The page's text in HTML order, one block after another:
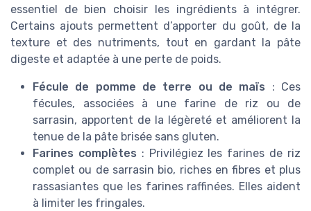
essentiel de bien choisir les ingrédients à intégrer.
Certains ajouts permettent d’apporter du goût, de la
texture et des nutriments, tout en gardant la pâte
digeste et adaptée à une perte de poids.
Fécule de pomme de terre ou de maïs : Ces
fécules, associées à une farine de riz ou de
sarrasin, apportent de la légèreté et améliorent la
tenue de la pâte brisée sans gluten.
Farines complètes : Privilégiez les farines de riz
complet ou de sarrasin bio, riches en fibres et plus
rassasiantes que les farines raffinées. Elles aident
à limiter les fringales.